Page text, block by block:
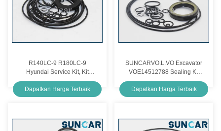
R140LC-9 R180LC-9
Hyundai Service Kit, Kit
Rekondisi Pompa Utama
XJBN-01780
Dapatkan Harga Terbaik
SUNCARVO.L.VO Excavator
VOE14512788 Sealing Kit
Swing Motor Assy Bagian
Dalam Oil Seal Repair Kit
Dapatkan Harga Terbaik